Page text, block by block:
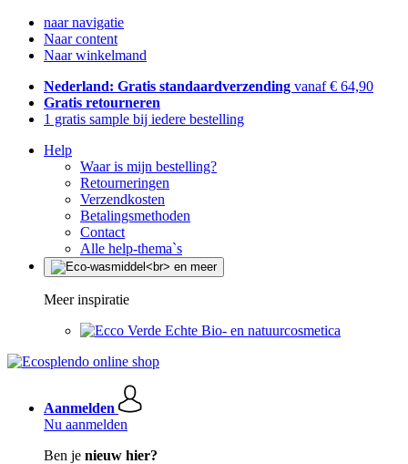
naar navigatie
Naar content
Naar winkelmand
Nederland: Gratis standaardverzending vanaf € 64,90
Gratis retourneren
1 gratis sample bij iedere bestelling
Help
Waar is mijn bestelling?
Retourneringen
Verzendkosten
Betalingsmethoden
Contact
Alle help-thema`s
Meer inspiratie
Echte Bio- en natuurcosmetica
Aanmelden
Nu aanmelden
Ben je nieuw hier?